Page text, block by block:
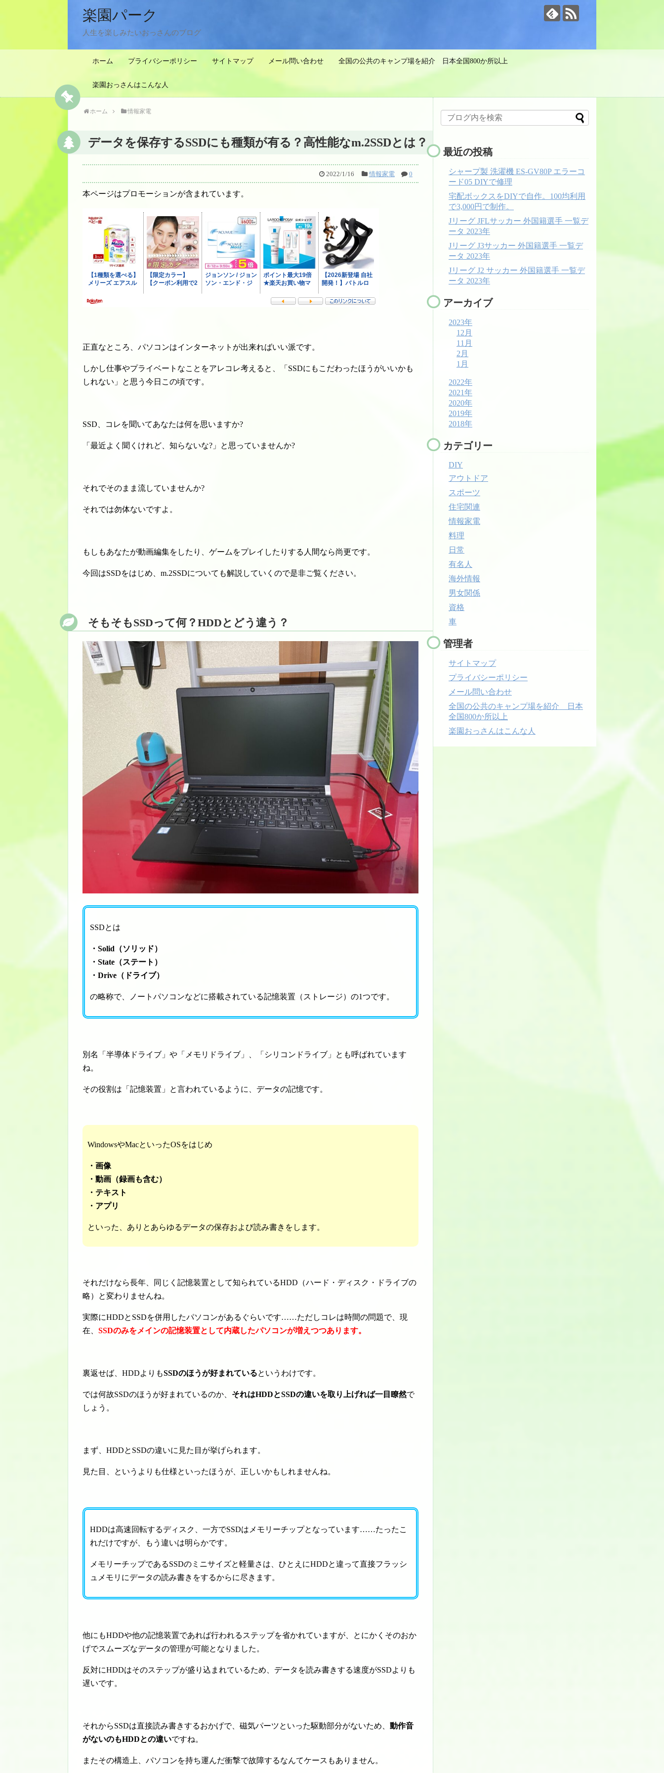
楽園パーク
人生を楽しみたいおっさんのブログ
ホーム プライバシーポリシー サイトマップ メール問い合わせ 全国の公共のキャンプ場を紹介 日本全国800か所以上
楽園おっさんはこんな人
ホーム 情報家電
データを保存するSSDにも種類が有る？高性能なm.2SSDとは？
2022/1/16 情報家電 0
本ページはプロモーションが含まれています。
正直なところ、パソコンはインターネットが出来ればいい派です。
しかし仕事やプライベートなことをアレコレ考えると、「SSDにもこだわったほうがいいかも
しれない」と思う今日この頃です。
SSD、コレを聞いてあなたは何を思いますか?
「最近よく聞くけれど、知らないな?」と思っていませんか?
それでそのまま流していませんか?
それでは勿体ないですよ。
もしもあなたが動画編集をしたり、ゲームをプレイしたりする人間なら尚更です。
今回はSSDをはじめ、m.2SSDについても解説していくので是非ご覧ください。
そもそもSSDって何？HDDとどう違う？
SSDとは
・Solid（ソリッド）
・State（ステート）
・Drive（ドライブ）
の略称で、ノートパソコンなどに搭載されている記憶装置（ストレージ）の1つです。
別名「半導体ドライブ」や「メモリドライブ」、「シリコンドライブ」とも呼ばれています
ね。
その役割は「記憶装置」と言われているように、データの記憶です。
WindowsやMacといったOSをはじめ
・画像
・動画（録画も含む）
・テキスト
・アプリ
といった、ありとあらゆるデータの保存および読み書きをします。
それだけなら長年、同じく記憶装置として知られているHDD（ハード・ディスク・ドライブの
略）と変わりませんね。
実際にHDDとSSDを併用したパソコンがあるぐらいです……ただしコレは時間の問題で、現
在、 SSDのみをメインの記憶装置として内蔵したパソコンが増えつつあります。
裏返せば、HDDよりもSSDのほうが好まれているというわけです。
では何故SSDのほうが好まれているのか、 それはHDDとSSDの違いを取り上げれば一目瞭然で
しょう。
まず、HDDとSSDの違いに見た目が挙げられます。
見た目、というよりも仕様といったほうが、正しいかもしれませんね。
HDDは高速回転するディスク、一方でSSDはメモリーチップとなっています……たったこ
れだけですが、もう違いは明らかです。
メモリーチップであるSSDのミニサイズと軽量さは、ひとえにHDDと違って直接フラッシ
ュメモリにデータの読み書きをするからに尽きます。
他にもHDDや他の記憶装置であれば行われるステップを省かれていますが、とにかくそのおか
げでスムーズなデータの管理が可能となりました。
反対にHDDはそのステップが盛り込まれているため、データを読み書きする速度がSSDよりも
遅いです。
それからSSDは直接読み書きするおかげで、磁気パーツといった駆動部分がないため、 動作音
がないのもHDDとの違いですね。
またその構造上、パソコンを持ち運んだ衝撃で故障するなんてケースもありません。
最近の投稿
シャープ製 洗濯機 ES-GV80P エラーコ
ード05 DIYで修理
宅配ボックスをDIYで自作。100均利用
で3,000円で制作。
Jリーグ JFLサッカー 外国籍選手 一覧デ
ータ 2023年
Jリーグ J3サッカー 外国籍選手 一覧デ
ータ 2023年
Jリーグ J2 サッカー 外国籍選手 一覧デ
ータ 2023年
アーカイブ
2023年
12月
11月
2月
1月
2022年
2021年
2020年
2019年
2018年
カテゴリー
DIY
アウトドア
スポーツ
住宅関連
情報家電
料理
日常
有名人
海外情報
男女関係
資格
車
管理者
サイトマップ
プライバシーポリシー
メール問い合わせ
全国の公共のキャンプ場を紹介 日本
全国800か所以上
楽園おっさんはこんな人